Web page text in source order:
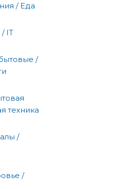
/ Еда
IT
/
техника
/
/